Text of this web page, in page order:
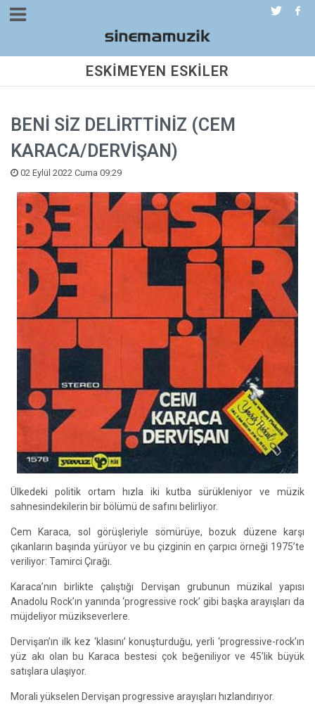
ESKİMEYEN ESKİLER
BENİ SİZ DELİRTTİNİZ (CEM
KARACA/DERVİŞAN)
02 Eylül 2022 Cuma 09:29
Ülkedeki politik ortam hızla iki kutba sürükleniyor ve müzik
sahnesindekilerin bir bölümü de safını belirliyor.
Cem Karaca, sol görüşleriyle sömürüye, bozuk düzene karşı
çıkanların başında yürüyor ve bu çizginin en çarpıcı örneği 1975’te
veriliyor: Tamirci Çırağı.
Karaca’nın birlikte çalıştığı Dervişan grubunun müzikal yapısı
Anadolu Rock’ın yanında ‘progressive rock’ gibi başka arayışları da
müjdeliyor müzikseverlere.
Dervişan’ın ilk kez ‘klasını’ konuşturduğu, yerli ‘progressive-rock’ın
yüz akı olan bu Karaca bestesi çok beğeniliyor ve 45’lik büyük
satışlara ulaşıyor.
Morali yükselen Dervişan progressive arayışları hızlandırıyor.